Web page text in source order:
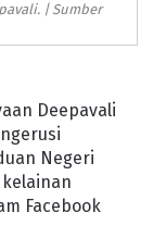
| Sumber
Deepavali
Negeri
Facebook